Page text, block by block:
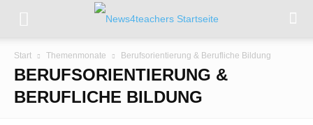
Start Themenmonate Berufsorientierung & Berufliche Bildung
BERUFSORIENTIERUNG &
BERUFLICHE BILDUNG